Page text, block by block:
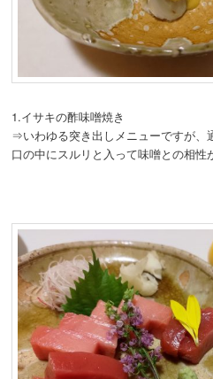
1.イサキの酢味噌焼き
⇒いわゆる突き出しメニューですが、
口の中にスルリと入って味噌との相性